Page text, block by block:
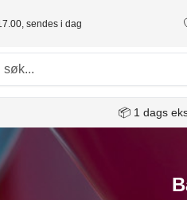
sendes i dag
📦 1 dags